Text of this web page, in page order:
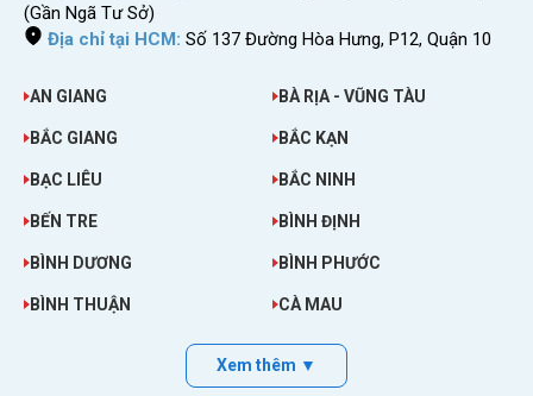
(Gần Ngã Tư Sở)
Địa chỉ tại HCM: Số 137 Đường Hòa Hưng, P12, Quận 10
AN GIANG BÀ RỊA - VŨNG TÀU
BẮC GIANG BẮC KẠN
BẠC LIÊU BẮC NINH
BẾN TRE BÌNH ĐỊNH
BÌNH DƯƠNG BÌNH PHƯỚC
BÌNH THUẬN CÀ MAU
Xem thêm ▼